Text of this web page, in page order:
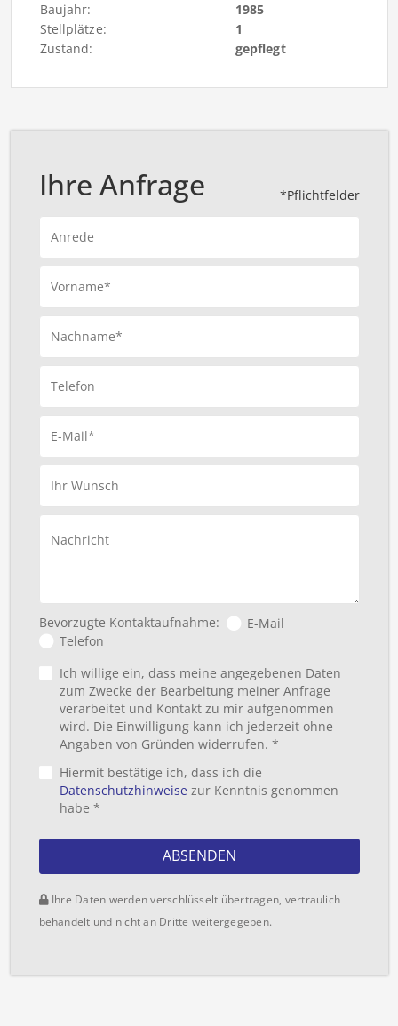
Baujahr:
1985
Stellplätze:
1
Zustand:
gepflegt
*Pflichtfelder
Ihre Anfrage
Anrede
Vorname*
Nachname*
Telefon
E-Mail*
Ihr Wunsch
Nachricht
Bevorzugte Kontaktaufnahme:
E-Mail
Telefon
Ich willige ein, dass meine angegebenen Daten
zum Zwecke der Bearbeitung meiner Anfrage
verarbeitet und Kontakt zu mir aufgenommen
wird. Die Einwilligung kann ich jederzeit ohne
Angaben von Gründen widerrufen. *
Hiermit bestätige ich, dass ich die
Datenschutzhinweise zur Kenntnis genommen
habe *
ABSENDEN
Ihre Daten werden verschlüsselt übertragen, vertraulich
behandelt und nicht an Dritte weitergegeben.